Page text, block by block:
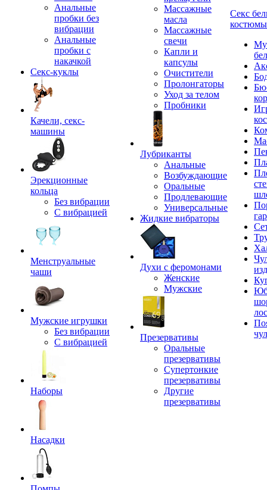
Анальные
пробки без
вибрации
Анальные
пробки с
накачкой
Секс-куклы
Качели, секс-
машины
Эрекционные
кольца
Без вибрации
С вибрацией
Менструальные
чаши
Мужские игрушки
Без вибрации
С вибрацией
Наборы
Насадки
Массажные
масла
Массажные
свечи
Капли и
капсулы
Очистители
Пролонгаторы
Уход за телом
Пробники
Лубриканты
Анальные
Возбуждающие
Оральные
Продлевающие
Универсальные
Жидкие вибраторы
Духи с феромонами
Женские
Мужские
Презервативы
Оральные
презервативы
Супертонкие
презервативы
Другие
презервативы
Секс
костюмы